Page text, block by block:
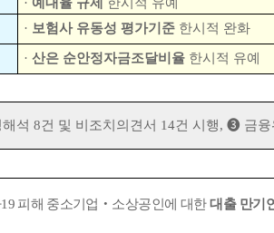
· 보험사 유동성 평가기준 한시적 완화
· 산은 순안정자금조달비율 한시적 유예
석 8건 및 비조치의 견서 14건 시행, ❸ 금
19 피해 중소기업 ‧ 소상공인에 대한대출 만기